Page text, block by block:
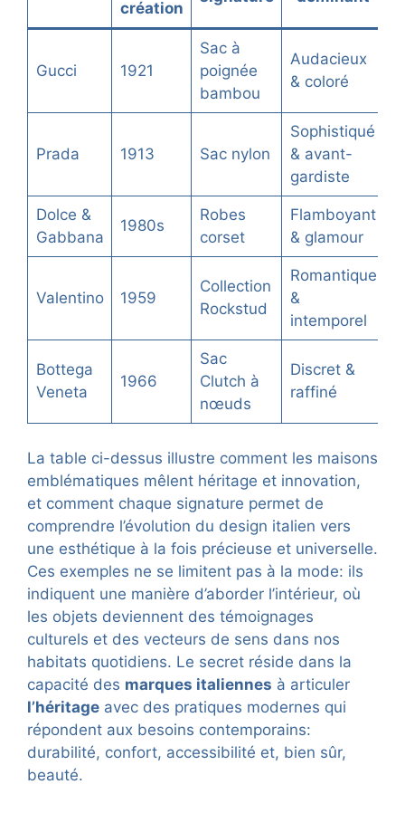
création
Gucci 1921
Sac à
poignée
bambou
Audacieux
& coloré
Prada 1913 Sac nylon
Sophistiqué
& avant-
gardiste
Dolce &
Gabbana
1980s
Robes
corset
Flamboyant
& glamour
Valentino 1959
Collection
Rockstud
Romantique
&
intemporel
Bottega
Veneta
1966
Sac
Clutch à
nœuds
Discret &
raffiné
La table ci-dessus illustre comment les maisons
emblématiques mêlent héritage et innovation,
et comment chaque signature permet de
comprendre l’évolution du design italien vers
une esthétique à la fois précieuse et universelle.
Ces exemples ne se limitent pas à la mode: ils
indiquent une manière d’aborder l’intérieur, où
les objets deviennent des témoignages
culturels et des vecteurs de sens dans nos
habitats quotidiens. Le secret réside dans la
capacité des marques italiennes à articuler
l’héritage avec des pratiques modernes qui
répondent aux besoins contemporains:
durabilité, confort, accessibilité et, bien sûr,
beauté.